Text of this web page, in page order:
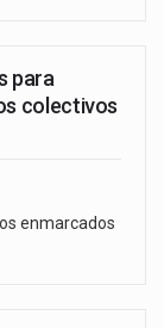
para
colectivos
enmarcados